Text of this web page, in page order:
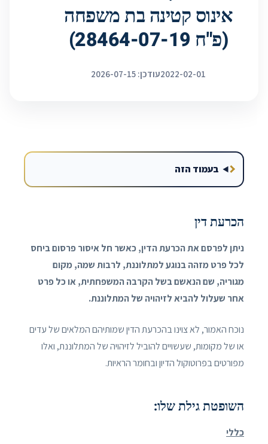
אינוס קטינה בת משפחה
(פ"ח 28464-07-19)
2022-02-01עודכן: 2026-07-15
בעמוד הזה
הכרעת דין
ניתן לפרסם את הכרעת הדין, כאשר חל איסור פרסום ביחס
לכל פרט מזהה בנוגע למתלוננת, לרבות שמה, מקום
מגוריה, שם הנאשם בשל הקרבה המשפחתית, או כל פרט
אחר שעלול להביא לזיהויה של המתלוננת.
נוכח האמור, לא צוינו בהכרעת הדין שמותיהם המלאים של עדים
או של מקומות, שעשויים להוביל לזיהויה של המתלוננת, ואלו
מפורטים בפרוטוקול הדיון ובחומר הראיות.
השופטת גילת שלו:
כללי